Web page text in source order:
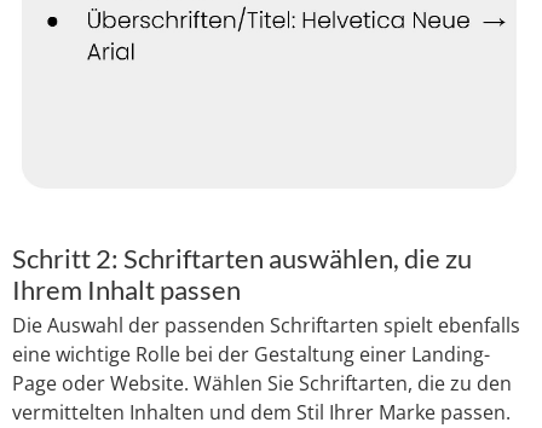
Schritt 2: Schriftarten auswählen, die zu
Ihrem Inhalt passen
Die Auswahl der passenden Schriftarten spielt ebenfalls
eine wichtige Rolle bei der Gestaltung einer Landing-
Page oder Website. Wählen Sie Schriftarten, die zu den
vermittelten Inhalten und dem Stil Ihrer Marke passen.